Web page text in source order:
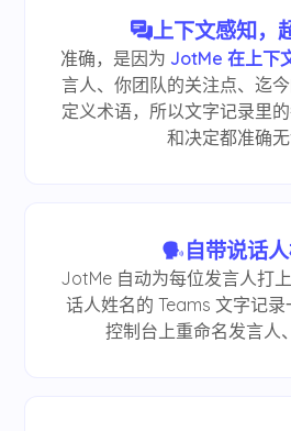
上下文感知，
准确，是因为 JotMe 在上下
言人、你团队的关注点、迄
定义术语，所以文字记录里
和决定都准确无
自带说话
JotMe 自动为每位发言人打
话人姓名的 Teams 文字记
控制台上重命名发言人